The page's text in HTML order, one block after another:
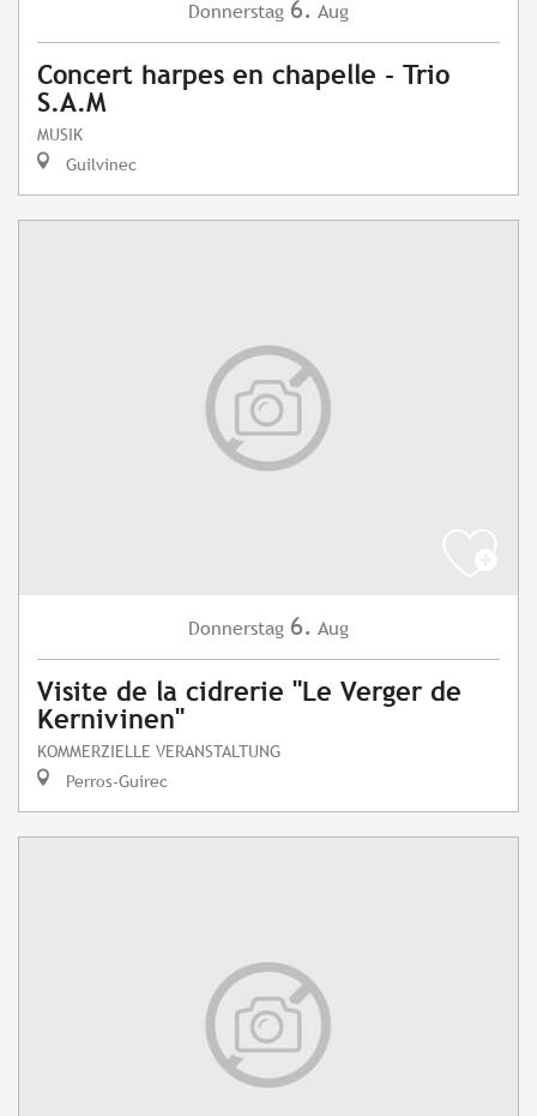
Donnerstag 6. Aug
Concert harpes en chapelle - Trio
S.A.M
MUSIK
Guilvinec
Donnerstag 6. Aug
Visite de la cidrerie "Le Verger de
Kernivinen"
KOMMERZIELLE VERANSTALTUNG
Perros-Guirec